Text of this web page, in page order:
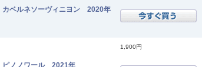
ベルネソーヴィニヨン 2020年
ピノノワール 2021年
1,900円